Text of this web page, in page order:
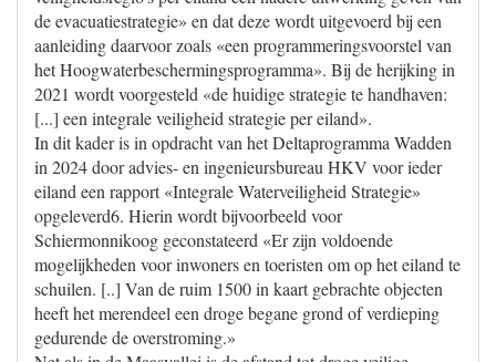
de evacuatiestrategie» en dat deze wordt uitgevoerd bij een
aanleiding daarvoor zoals «een programmeringsvoorstel van
het Hoogwaterbeschermingsprogramma». Bij de herijking in
2021 wordt voorgesteld «de huidige strategie te handhaven:
[...] een integrale veiligheid strategie per eiland».
In dit kader is in opdracht van het Deltaprogramma Wadden
in 2024 door advies- en ingenieursbureau HKV voor ieder
eiland een rapport «Integrale Waterveiligheid Strategie»
opgeleverd6. Hierin wordt bijvoorbeeld voor
Schiermonnikoog geconstateerd «Er zijn voldoende
mogelijkheden voor inwoners en toeristen om op het eiland te
schuilen. [..] Van de ruim 1500 in kaart gebrachte objecten
heeft het merendeel een droge begane grond of verdieping
gedurende de overstroming.»